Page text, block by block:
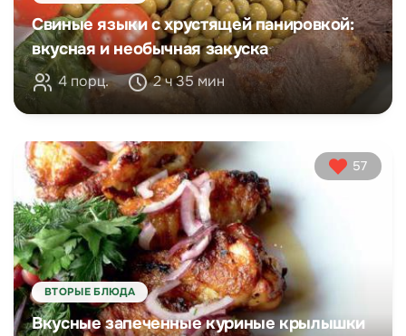
Свиные языки с хрустящей панировкой:
вкусная и необычная закуска
4 порц. 2 ч 35 мин
57
ВТОРЫЕ БЛЮДА
Вкусные запеченные куриные крылышки